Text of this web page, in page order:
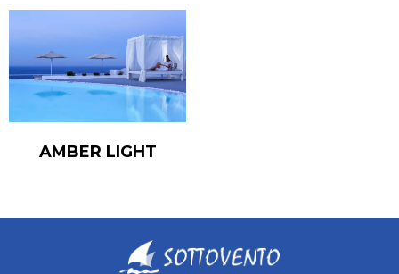
AMBER LIGHT